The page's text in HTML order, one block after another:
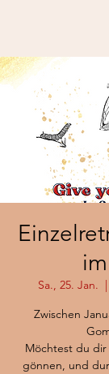
Sa., 25. Jan.
  |
Zwischen
Möchtest du
gönnen, und